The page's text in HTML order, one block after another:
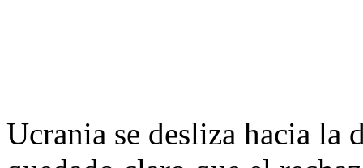
Ucrania se desliza hacia